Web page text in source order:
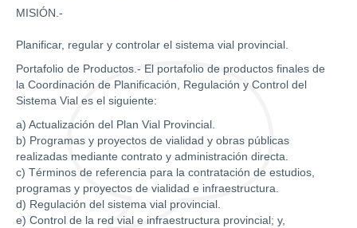
MISIÓN.-
Planificar, regular y controlar el sistema vial provincial.
Portafolio de Productos.- El portafolio de productos finales de
la Coordinación de Planificación, Regulación y Control del
Sistema Vial es el siguiente:
a) Actualización del Plan Vial Provincial.
b) Programas y proyectos de vialidad y obras públicas
realizadas mediante contrato y administración directa.
c) Términos de referencia para la contratación de estudios,
programas y proyectos de vialidad e infraestructura.
d) Regulación del sistema vial provincial.
e) Control de la red vial e infraestructura provincial; y,